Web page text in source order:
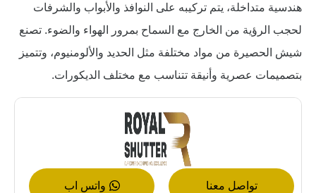
هندسية متداخلة، يتم تركيبه على النوافذ والأبواب والشرفات
لحجب الرؤية من الخارج مع السماح بمرور الهواء والضوء. تصنع
شيش الحصيرة من مواد مختلفة مثل الحديد والألومنيوم، وتتميز
بتصميمات عصرية وأنيقة تتناسب مع مختلف الديكورات.
تواصل معنا واتس اب